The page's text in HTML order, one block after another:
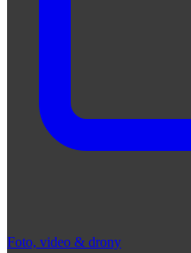
Foto, video & drony